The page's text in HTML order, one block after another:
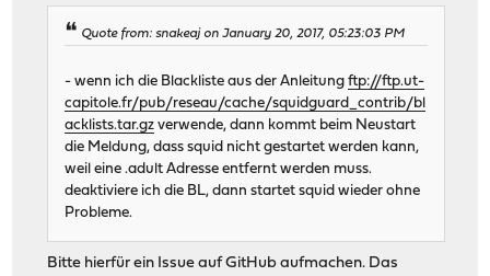
Quote from: snakeaj on January 20, 2017, 05:23:03 PM
- wenn ich die Blackliste aus der Anleitungftp://ftp.ut-
capitole.fr/pub/reseau/cache/squidguard_contrib/bl
acklists.tar.gz verwende, dann kommt beim Neustart
die Meldung, dass squid nicht gestartet werden kann,
weil eine .adult Adresse entfernt werden muss.
deaktiviere ich die BL, dann startet squid wieder ohne
Probleme.
Bitte hierfür ein Issue auf GitHub aufmachen. Das